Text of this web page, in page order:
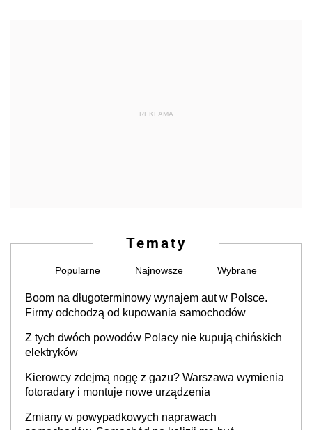
REKLAMA
Tematy
Popularne Najnowsze Wybrane
Boom na długoterminowy wynajem aut w Polsce.
Firmy odchodzą od kupowania samochodów
Z tych dwóch powodów Polacy nie kupują chińskich
elektryków
Kierowcy zdejmą nogę z gazu? Warszawa wymienia
fotoradary i montuje nowe urządzenia
Zmiany w powypadkowych naprawach